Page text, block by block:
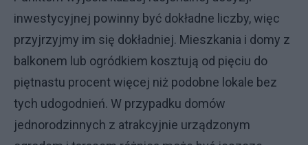
inwestycyjnej powinny być dokładne liczby, więc
przyjrzyjmy im się dokładniej. Mieszkania i domy z
balkonem lub ogródkiem kosztują od pięciu do
piętnastu procent więcej niż podobne lokale bez
tych udogodnień. W przypadku domów
jednorodzinnych z atrakcyjnie urządzonym